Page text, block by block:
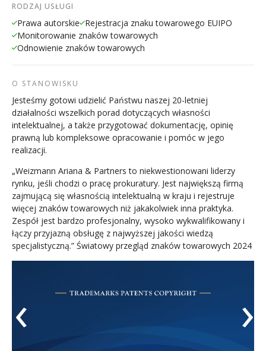
RODZAJ USŁUGI
Prawa autorskie Rejestracja znaku towarowego EUIPO
Monitorowanie znaków towarowych
Odnowienie znaków towarowych
O STANOWISKU
Jesteśmy gotowi udzielić Państwu naszej 20-letniej
działalności wszelkich porad dotyczących własności
intelektualnej, a także przygotować dokumentację, opinię
prawną lub kompleksowe opracowanie i pomóc w jego
realizacji.
„Weizmann Ariana & Partners to niekwestionowani liderzy
rynku, jeśli chodzi o pracę prokuratury. Jest największą firmą
zajmującą się własnością intelektualną w kraju i rejestruje
więcej znaków towarowych niż jakakolwiek inna praktyka.
Zespół jest bardzo profesjonalny, wysoko wykwalifikowany i
łączy przyjazną obsługę z najwyższej jakości wiedzą
specjalistyczną.” Światowy przegląd znaków towarowych 2024
‹ ›